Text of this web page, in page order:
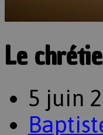
Le
5 juin